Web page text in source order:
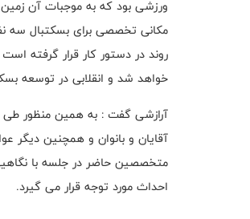
مکانی تخصصی برای بسکتبال سه
خواهد شد و انقلابی در توسعه
آرازشی گفت : به همین منظور طی
آقایان و بانوان و همچنین دیگر
متخصصین حاضر در جلسه با
احداث مورد توجه قرار می گیرد.